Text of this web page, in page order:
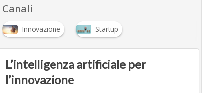
Canali
Innovazione Startup
L’intelligenza artificiale per
l’innovazione